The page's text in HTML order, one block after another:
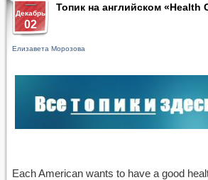
Декабрь
02
Топик на английском «Health
Елизавета Морозова
Each American wants to have a good